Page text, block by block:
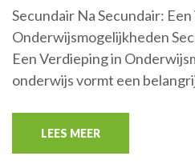
Secundair Na Secundair:
Onderwijsmogelijkheden
Een Verdieping in
onderwijs vormt een
LEES MEER